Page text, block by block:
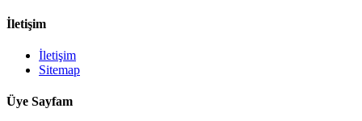
İletişim
İletişim
Sitemap
Üye Sayfam